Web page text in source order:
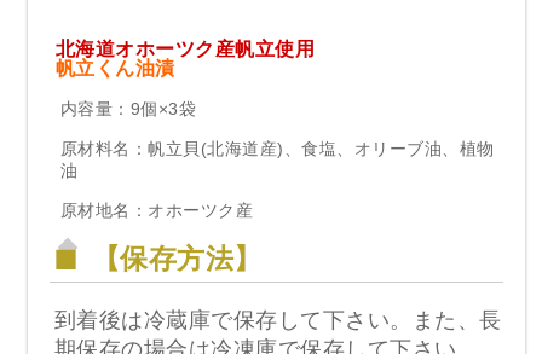
北海道オホーツク産帆立使用
帆立くん油漬
内容量：9個×3袋
原材料名：帆立貝(北海道産)、食塩、オリーブ油、植物
油
原材地名：オホーツク産
【保存方法】
到着後は冷蔵庫で保存して下さい。また、長
期保存の場合は冷凍庫で保存して下さい。